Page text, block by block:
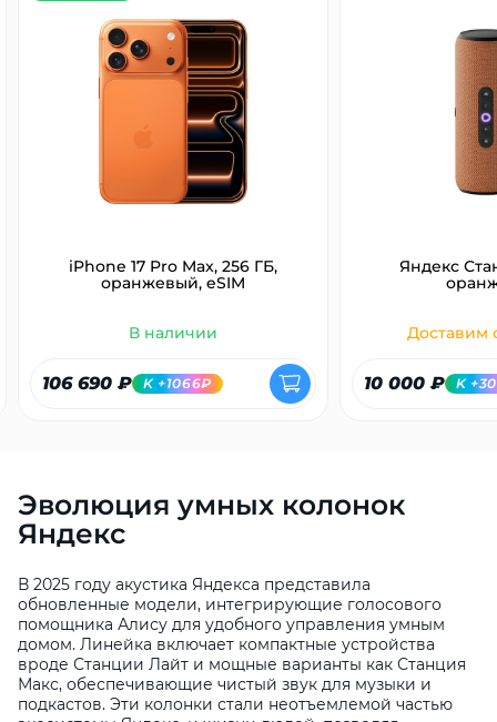
iPhone 17 Pro Max, 256 ГБ,
оранжевый, eSIM
В наличии
106 690 ₽ K +1066₽
Яндекс
Доставим
10 000 ₽ K
Эволюция умных колонок
Яндекс
В 2025 году акустика Яндекса представила
обновленные модели, интегрирующие голосового
помощника Алису для удобного управления умным
домом. Линейка включает компактные устройства
вроде Станции Лайт и мощные варианты как Станция
Макс, обеспечивающие чистый звук для музыки и
подкастов. Эти колонки стали неотъемлемой частью